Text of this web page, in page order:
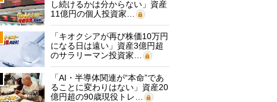
し続けるかは分からない」資産
11億円の個人投資家…
「キオクシアが再び株価10万円
になる日は遠い」資産3億円超
のサラリーマン投資家…
「AI・半導体関連が“本命”であ
ることに変わりはない」資産20
億円超の90歳現役トレ…